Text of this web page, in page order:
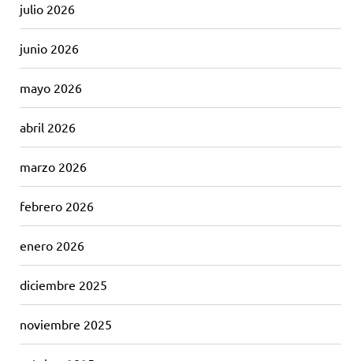
julio 2026
junio 2026
mayo 2026
abril 2026
marzo 2026
febrero 2026
enero 2026
diciembre 2025
noviembre 2025